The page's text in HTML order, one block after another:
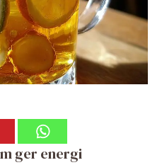
ger energi